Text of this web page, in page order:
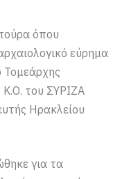
όπου
εύρημα
Τομεάρχης
Κ.Ο. του ΣΥΡΙΖΑ
Ηρακλείου
για τα